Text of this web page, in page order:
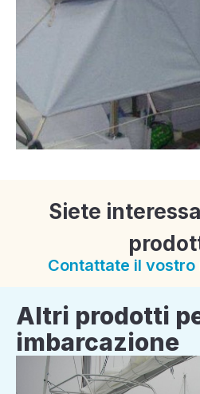
Siete
Contattate il vostro
Altri prodotti
imbarcazione